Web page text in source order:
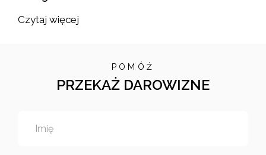
Czytaj więcej
POMÓŻ
PRZEKAŻ DAROWIZNE
Imię